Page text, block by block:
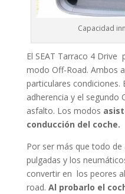
Capacidad
El SEAT Tarraco 4 Drive
modo Off-Road. Ambos
particulares
adherencia y el segundo
asfalto. Los modos
conducción del coche.
Por ser más que todo
pulgadas y los
convertir en los peores
road. Al probarlo el